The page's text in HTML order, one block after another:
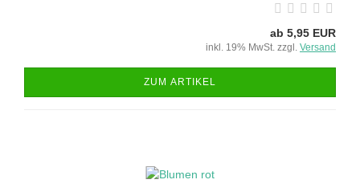
ab 5,95 EUR
inkl. 19% MwSt. zzgl. Versand
ZUM ARTIKEL